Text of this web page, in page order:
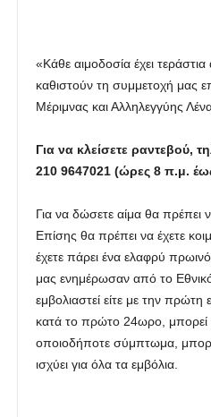
«Κάθε αιμοδοσία έχει
καθιστούν τη συμμετοχή μας
Μέριμνας και Αλληλεγγύης
Για να κλείσετε ραντεβού,
210 9647021 (ώρες 8 π.μ.
Για να δώσετε αίμα θα πρέπει
Επίσης θα πρέπει να έχετε
έχετε πάρει ένα ελαφρύ
μας ενημέρωσαν από το
εμβολιαστεί είτε με την
κατά το πρώτο 24ωρο, μπορεί
οποιοδήποτε σύμπτωμα,
ισχύει για όλα τα εμβόλια.